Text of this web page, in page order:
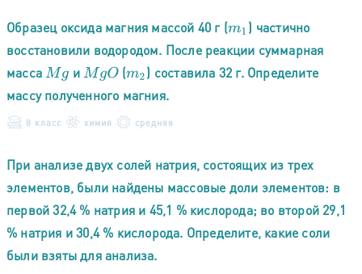
Образец оксида магния массой 40 г (m1 ) частично
восстановили водородом. После реакции суммарная
масса Mg иMgO (m2) составила 32 г. Определите
массу полученного магния.
8 класс химия средняя
При анализе двух солей натрия, состоящих из трех
элементов, были найдены массовые доли элементов: в
первой 32,4 % натрия и 45,1 % кислорода; во второй 29,1
% натрия и 30,4 % кислорода. Определите, какие соли
были взяты для анализа.